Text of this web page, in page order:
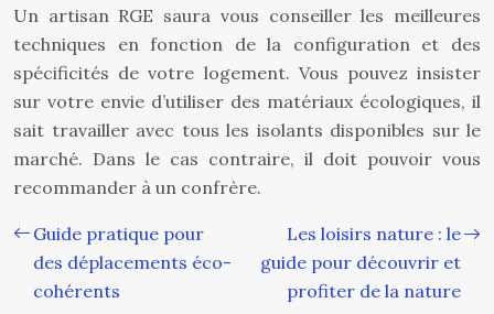
Un artisan RGE saura vous conseiller les meilleures
techniques en fonction de la configuration et des
spécificités de votre logement. Vous pouvez insister
sur votre envie d’utiliser des matériaux écologiques, il
sait travailler avec tous les isolants disponibles sur le
marché. Dans le cas contraire, il doit pouvoir vous
recommander à un confrère.
Guide pratique pour
des déplacements éco-
cohérents
Les loisirs nature : le
guide pour découvrir et
profiter de la nature